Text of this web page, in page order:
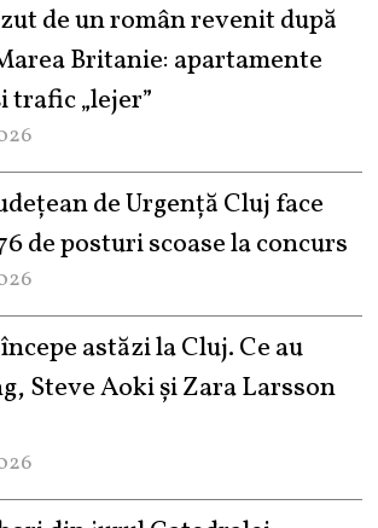
de un român revenit după
Britanie: apartamente
trafic „lejer”
de Urgență Cluj face
de posturi scoase la concurs
astăzi la Cluj. Ce au
Steve Aoki și Zara Larsson